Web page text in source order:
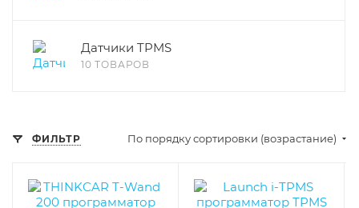
Датчики TPMS
10 ТОВАРОВ
ФИЛЬТР По порядку сортировки (возрастание)